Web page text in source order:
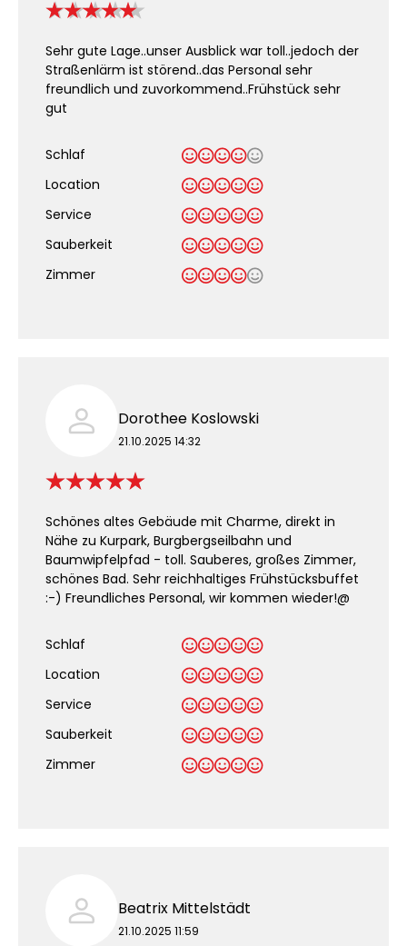
Sehr gute Lage..unser Ausblick war toll..jedoch der
Straßenlärm ist störend..das Personal sehr
freundlich und zuvorkommend..Frühstück sehr
gut
Schlaf
Location
Service
Sauberkeit
Zimmer
Dorothee Koslowski
21.10.2025 14:32
Schönes altes Gebäude mit Charme, direkt in
Nähe zu Kurpark, Burgbergseilbahn und
Baumwipfelpfad - toll. Sauberes, großes Zimmer,
schönes Bad. Sehr reichhaltiges Frühstücksbuffet
:-) Freundliches Personal, wir kommen wieder!@
Schlaf
Location
Service
Sauberkeit
Zimmer
Beatrix Mittelstädt
21.10.2025 11:59